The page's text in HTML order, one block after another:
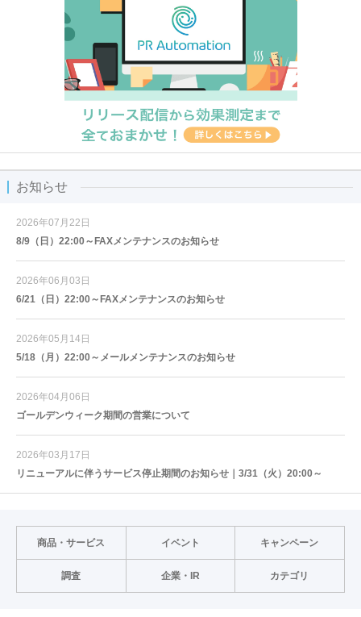
お知らせ
2026年07月22日
8/9（日）22:00～FAXメンテナンスのお知らせ
2026年06月03日
6/21（日）22:00～FAXメンテナンスのお知らせ
2026年05月14日
5/18（月）22:00～メールメンテナンスのお知らせ
2026年04月06日
ゴールデンウィーク期間の営業について
2026年03月17日
リニューアルに伴うサービス停止期間のお知らせ｜3/31（火）20:00～
商品・サービス イベント キャンペーン
調査 企業・IR カテゴリ